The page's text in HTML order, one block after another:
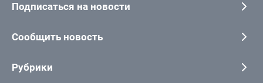
Подписаться на новости
Сообщить новость
Рубрики